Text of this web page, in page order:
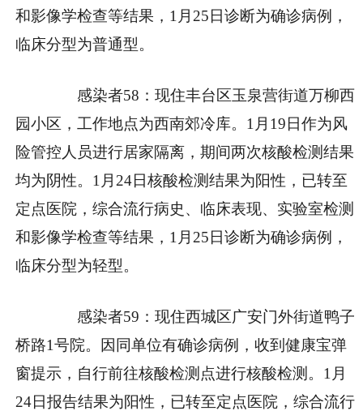
和影像学检查等结果，1月25日诊断为确诊病例，
临床分型为普通型。
感染者58：现住丰台区玉泉营街道万柳西
园小区，工作地点为西南郊冷库。1月19日作为风
险管控人员进行居家隔离，期间两次核酸检测结果
均为阴性。1月24日核酸检测结果为阳性，已转至
定点医院，综合流行病史、临床表现、实验室检测
和影像学检查等结果，1月25日诊断为确诊病例，
临床分型为轻型。
感染者59：现住西城区广安门外街道鸭子
桥路1号院。因同单位有确诊病例，收到健康宝弹
窗提示，自行前往核酸检测点进行核酸检测。1月
24日报告结果为阳性，已转至定点医院，综合流行